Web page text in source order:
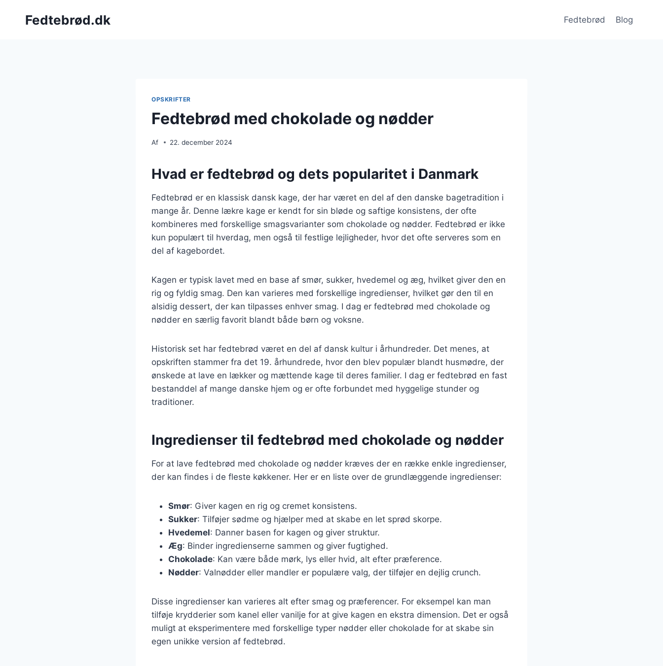
Fedtebrød.dk Fedtebrød Blog
OPSKRIFTER
Fedtebrød med chokolade og nødder
Af 22. december 2024
Hvad er fedtebrød og dets popularitet i Danmark
Fedtebrød er en klassisk dansk kage, der har været en del af den danske bagetradition i
mange år. Denne lækre kage er kendt for sin bløde og saftige konsistens, der ofte
kombineres med forskellige smagsvarianter som chokolade og nødder. Fedtebrød er ikke
kun populært til hverdag, men også til festlige lejligheder, hvor det ofte serveres som en
del af kagebordet.
Kagen er typisk lavet med en base af smør, sukker, hvedemel og æg, hvilket giver den en
rig og fyldig smag. Den kan varieres med forskellige ingredienser, hvilket gør den til en
alsidig dessert, der kan tilpasses enhver smag. I dag er fedtebrød med chokolade og
nødder en særlig favorit blandt både børn og voksne.
Historisk set har fedtebrød været en del af dansk kultur i århundreder. Det menes, at
opskriften stammer fra det 19. århundrede, hvor den blev populær blandt husmødre, der
ønskede at lave en lækker og mættende kage til deres familier. I dag er fedtebrød en fast
bestanddel af mange danske hjem og er ofte forbundet med hyggelige stunder og
traditioner.
Ingredienser til fedtebrød med chokolade og nødder
For at lave fedtebrød med chokolade og nødder kræves der en række enkle ingredienser,
der kan findes i de fleste køkkener. Her er en liste over de grundlæggende ingredienser:
Smør: Giver kagen en rig og cremet konsistens.
Sukker: Tilføjer sødme og hjælper med at skabe en let sprød skorpe.
Hvedemel: Danner basen for kagen og giver struktur.
Æg: Binder ingredienserne sammen og giver fugtighed.
Chokolade: Kan være både mørk, lys eller hvid, alt efter præference.
Nødder: Valnødder eller mandler er populære valg, der tilføjer en dejlig crunch.
Disse ingredienser kan varieres alt efter smag og præferencer. For eksempel kan man
tilføje krydderier som kanel eller vanilje for at give kagen en ekstra dimension. Det er også
muligt at eksperimentere med forskellige typer nødder eller chokolade for at skabe sin
egen unikke version af fedtebrød.